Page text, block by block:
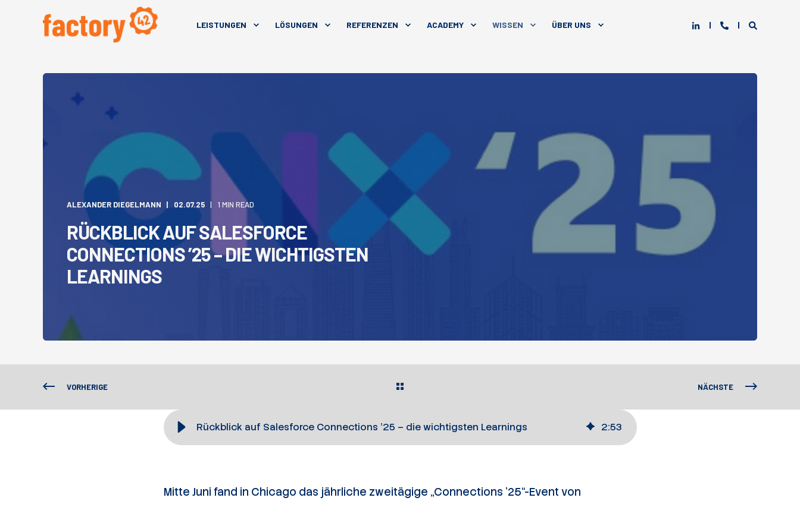
LEISTUNGEN LÖSUNGEN REFERENZEN ACADEMY WISSEN ÜBER UNS
ALEXANDER DIEGELMANN 02.07.25 1 MIN READ
RÜCKBLICK AUF SALESFORCE
CONNECTIONS ’25 – DIE WICHTIGSTEN
LEARNINGS
VORHERIGE NÄCHSTE
Rückblick auf Salesforce Connections ’25 – die wichtigsten Learnings 2:53
Mitte Juni fand in Chicago das jährliche zweitägige „Connections ’25“-Event von